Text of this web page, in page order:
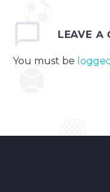
LEAVE A
You must be